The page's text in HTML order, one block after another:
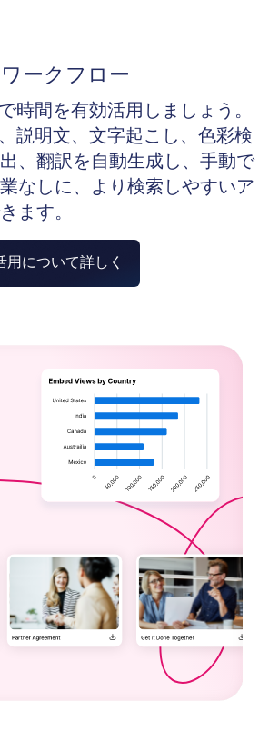
ークフロー
時間を有効活用しましょう。
説明文、文字起こし、色彩検
、翻訳を自動生成し、手動で
なしに、より検索しやすいア
ます。
について詳しく